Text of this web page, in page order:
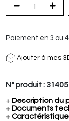
Paiement en 3 ou
Ajouter à mes
N° produit :
+Description du
+Documents
+